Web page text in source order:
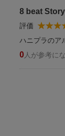
8 beat
評価
ハニプラのア
0 人が参考に